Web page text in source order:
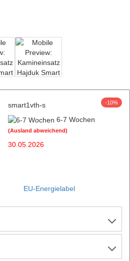
-10%
smart1vth-s
6-7 Wochen
(Ausland abweichend)
30.05.2026
EU-Energielabel